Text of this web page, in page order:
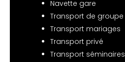
Navette gare
Transport de groupe
Transport mariages
Transport privé
Transport séminaires